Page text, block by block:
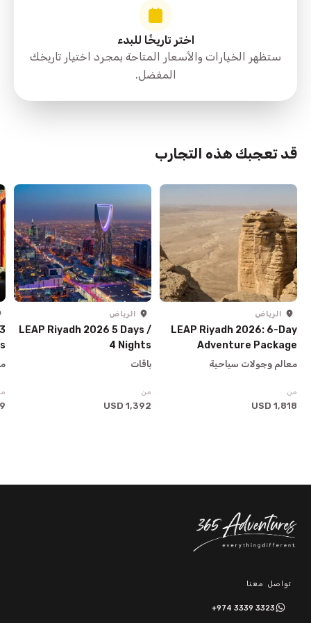
اختر تاريخًا للبدء
ستظهر الخيارات والأسعار المتاحة بمجرد اختيار تاريخك
المفضل.
قد تعجبك هذه التجارب
الرياض
LEAP Riyadh 2026: 6-Day
Adventure Package
معالم وجولات سياحية
من
1,818 USD
الرياض
LEAP Riyadh 2026 5 Days /
4 Nights
باقات
من
1,392 USD
تواصل معنا
+974 3339 3323